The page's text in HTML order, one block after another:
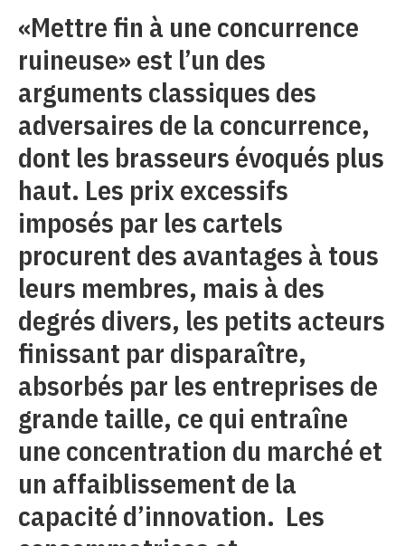
«Mettre fin à une concurrence
ruineuse» est l’un des
arguments classiques des
adversaires de la concurrence,
dont les brasseurs évoqués plus
haut. Les prix excessifs
imposés par les cartels
procurent des avantages à tous
leurs membres, mais à des
degrés divers, les petits acteurs
finissant par disparaître,
absorbés par les entreprises de
grande taille, ce qui entraîne
une concentration du marché et
un affaiblissement de la
capacité d’innovation. Les